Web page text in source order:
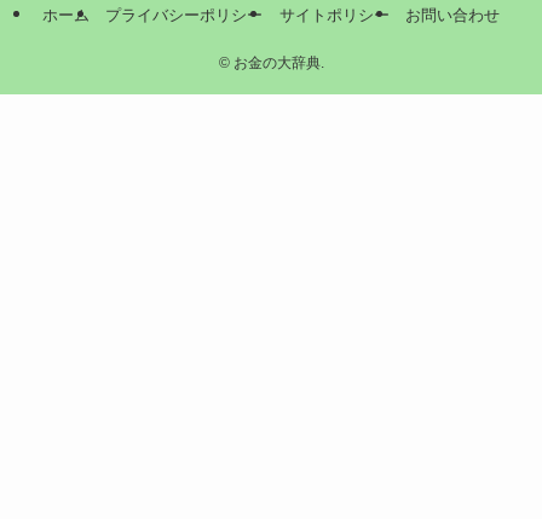
ホーム プライバシーポリシー サイトポリシー お問い合わせ
©お金の大辞典.